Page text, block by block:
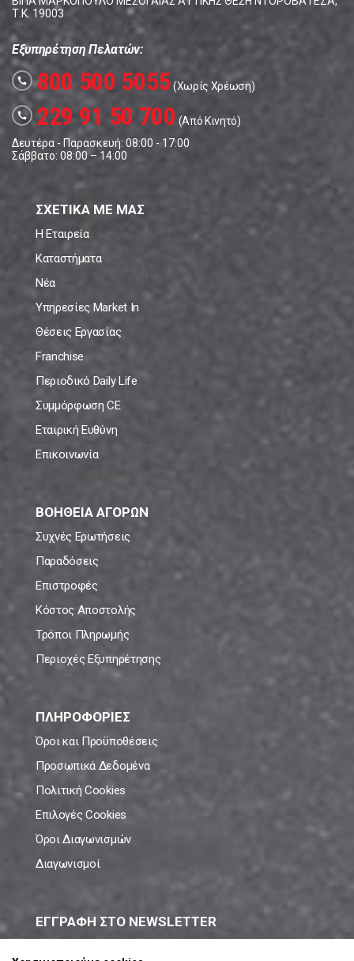
Τ.Κ. 19003
Εξυπηρέτηση Πελατών:
call 800 500 5055(Χωρίς Χρέωση)
call 229 91 50 700 (Από Κινητό)
Δευτέρα - Παρασκευή: 08:00 - 17:00
Σάββατο: 08:00 – 14:00
ΣΧΕΤΙΚΑ ΜΕ ΜΑΣ
Η Εταιρεία
Καταστήματα
Νέα
Υπηρεσίες Market In
Θέσεις Εργασίας
Franchise
Περιοδικό Daily Life
Συμμόρφωση CE
Εταιρική Ευθύνη
Επικοινωνία
ΒΟΗΘΕΙΑ ΑΓΟΡΩΝ
Συχνές Ερωτήσεις
Παραδόσεις
Επιστροφές
Κόστος Αποστολής
Τρόποι Πληρωμής
Περιοχές Εξυπηρέτησης
ΠΛΗΡΟΦΟΡΙΕΣ
Όροι και Προϋποθέσεις
Προσωπικά Δεδομένα
Πολιτική Cookies
Επιλογές Cookies
Όροι Διαγωνισμών
Διαγωνισμοί
ΕΓΓΡΑΦΗ ΣΤΟ NEWSLETTER